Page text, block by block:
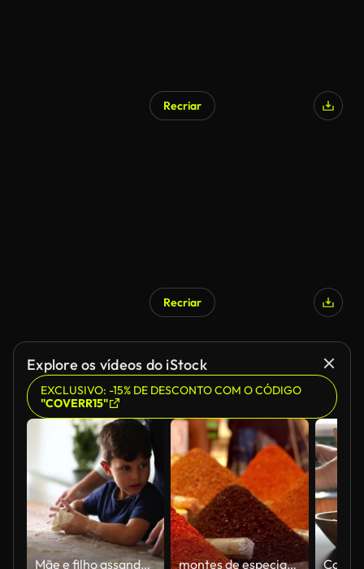
Recriar
Recriar
Explore os vídeos do iStock
EXCLUSIVO: -15% DE DESCONTO COM O CÓDIGO
"COVERR15"
Mãe e filho assando pães montes de especiarias de diferentes cores e sabores usados na culinária turca